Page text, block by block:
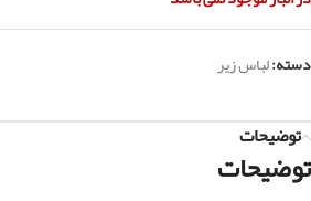
دسته:لباس زیر
توضیحات
توضیحات